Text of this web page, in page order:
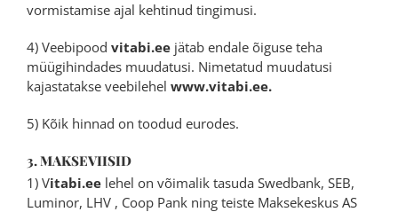
vormistamise ajal kehtinud tingimusi.
4) Veebipood vitabi.eejätab endale õiguse teha
müügihindades muudatusi. Nimetatud muudatusi
kajastatakse veebilehel www.vitabi.ee.
5) Kõik hinnad on toodud eurodes.
3. MAKSEVIISID
1) Vitabi.eelehel on võimalik tasuda Swedbank, SEB,
Luminor, LHV , Coop Pank ning teiste Maksekeskus AS